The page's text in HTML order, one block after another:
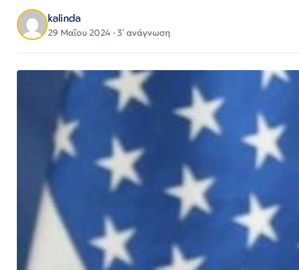
kalinda
29 Μαΐου 2024 · 3΄ ανάγνωση